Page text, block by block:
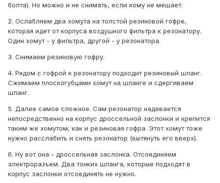
болта). Но можно и не снимать, если кому не мешает.
2. Ослабляем два хомута на толстой резиновой гофре,
которая идет от корпуса воздушного фильтра к резонатору.
Один хомут - у фильтра, другой - у резонатора.
3. Снимаем резиновую гофру.
4. Рядом с гофрой к резонатору подходит резиновый шланг.
Сжимаем плоскогубцами хомут на шланге и сдергиваем
шланг.
5. Далее самое сложное. Сам резонатор надевается
непосредственно на корпус дроссельной заслонки и крепится
таким же хомутом, как и резиновая гофра. Этот хомут тоже
нужно расслабить и снять резонатор (вытянуть его вверх).
6. Ну вот она - дроссельная заслонка. Отсоединяем
электроразъем. Два тонких шланга, которые подходят в
корпус заслонки отсоединять не нужно.